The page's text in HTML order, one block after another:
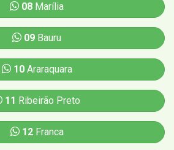
08 Marília
09 Bauru
10Araraquara
11 Ribeirão Preto
12Franca